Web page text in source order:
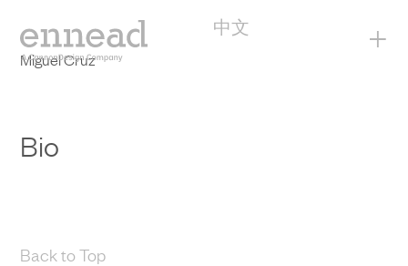
中文 +
Miguel Cruz
Bio
Back to Top